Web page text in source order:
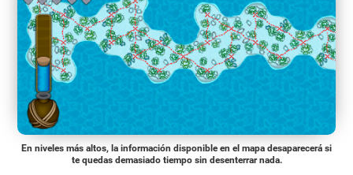
En niveles más altos, la información disponible en el mapa desaparecerá si
te quedas demasiado tiempo sin desenterrar nada.